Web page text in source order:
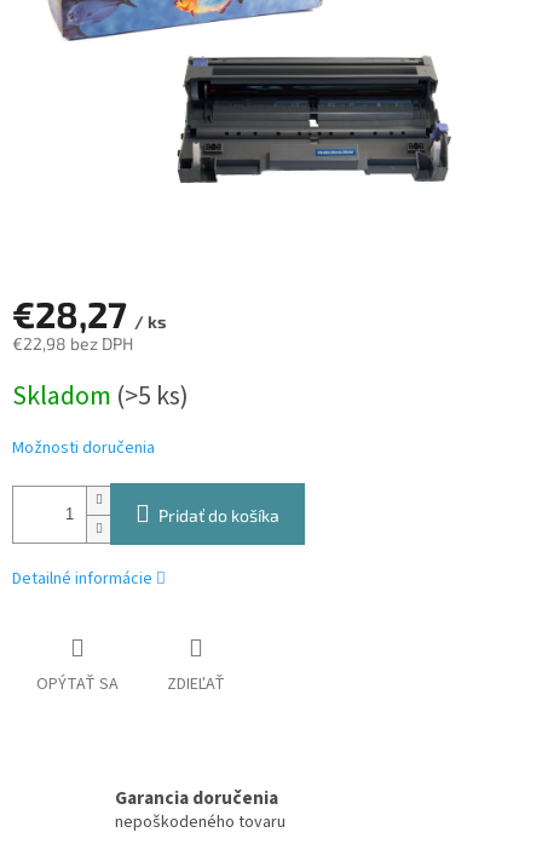
€28,27 / ks
€22,98 bez DPH
cena:
Skladom (>5 ks)
Možnosti doručenia
Pridať do košíka
Detailné informácie
OPÝTAŤ SA ZDIEĽAŤ
Garancia doručenia
nepoškodeného tovaru